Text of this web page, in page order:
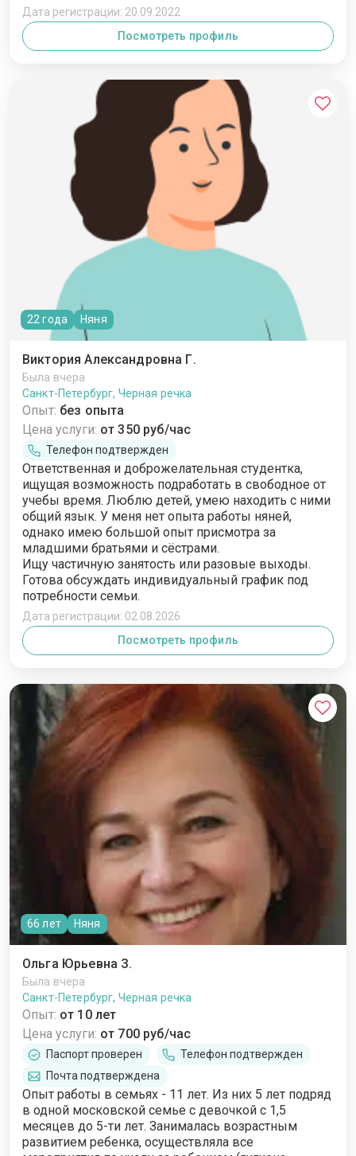
Дата регистрации: 20.09.2022
Посмотреть профиль
22 года Няня
Виктория Александровна Г.
Была вчера
Санкт-Петербург, Черная речка
Опыт: без опыта
Цена услуги: от 350 руб/час
Телефон подтвержден
Ответственная и доброжелательная студентка,
ищущая возможность подработать в свободное от
учебы время. Люблю детей, умею находить с ними
общий язык. У меня нет опыта работы няней,
однако имею большой опыт присмотра за
младшими братьями и сёстрами.
Ищу частичную занятость или разовые выходы.
Готова обсуждать индивидуальный график под
потребности семьи.
Дата регистрации: 02.08.2026
Посмотреть профиль
66 лет Няня
Ольга Юрьевна З.
Была вчера
Санкт-Петербург, Черная речка
Опыт: от 10 лет
Цена услуги: от 700 руб/час
Паспорт проверен
Телефон подтвержден
Почта подтверждена
Опыт работы в семьях - 11 лет. Из них 5 лет подряд
в одной московской семье с девочкой с 1,5
месяцев до 5-ти лет. Занималась возрастным
развитием ребенка, осуществляла все